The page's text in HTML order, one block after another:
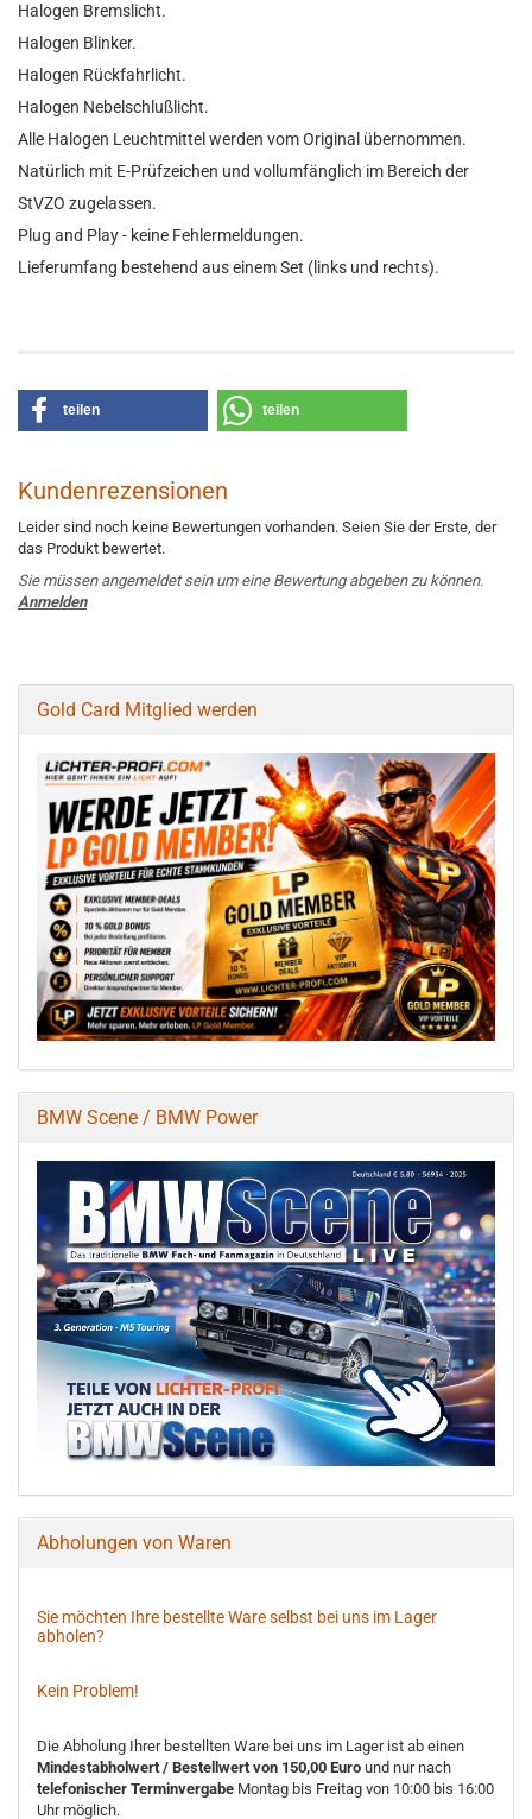
Halogen Bremslicht.
Halogen Blinker.
Halogen Rückfahrlicht.
Halogen Nebelschlußlicht.
Alle Halogen Leuchtmittel werden vom Original übernommen.
Natürlich mit E-Prüfzeichen und vollumfänglich im Bereich der
StVZO zugelassen.
Plug and Play - keine Fehlermeldungen.
Lieferumfang bestehend aus einem Set (links und rechts).
teilen teilen
Kundenrezensionen
Leider sind noch keine Bewertungen vorhanden. Seien Sie der Erste, der
das Produkt bewertet.
Sie müssen angemeldet sein um eine Bewertung abgeben zu können.
Anmelden
Gold Card Mitglied werden
BMW Scene / BMW Power
Abholungen von Waren
Sie möchten Ihre bestellte Ware selbst bei uns im Lager
abholen?
Kein Problem!
Die Abholung Ihrer bestellten Ware bei uns im Lager ist ab einen
Mindestabholwert / Bestellwert von 150,00 Euro und nur nach
telefonischer Terminvergabe Montag bis Freitag von 10:00 bis 16:00
Uhr möglich.